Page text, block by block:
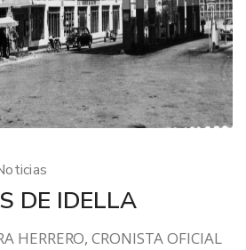
DE IDELLA
HERRERO, CRONISTA OFICIAL